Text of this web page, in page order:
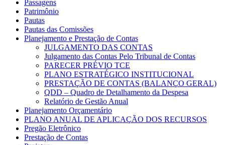
Passagens
Patrimônio
Pautas
Pautas das Comissões
Planejamento e Prestação de Contas
JULGAMENTO DAS CONTAS
Julgamento das Contas Pelo Tribunal de Contas
PARECER PRÉVIO TCE
PLANO ESTRATÉGICO INSTITUCIONAL
PRESTAÇÃO DE CONTAS (BALANÇO GERAL)
QDD – Quadro de Detalhamento da Despesa
Relatório de Gestão Anual
Planejamento Orçamentário
PLANO ANUAL DE APLICAÇÃO DOS RECURSOS
Pregão Eletrônico
Prestação de Contas